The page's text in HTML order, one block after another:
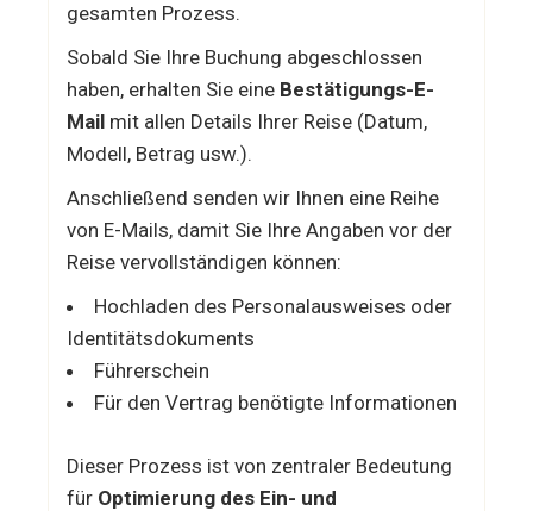
gesamten Prozess.
Sobald Sie Ihre Buchung abgeschlossen
haben, erhalten Sie eine Bestätigungs-E-
Mail mit allen Details Ihrer Reise (Datum,
Modell, Betrag usw.).
Anschließend senden wir Ihnen eine Reihe
von E-Mails, damit Sie Ihre Angaben vor der
Reise vervollständigen können:
Hochladen des Personalausweises oder
Identitätsdokuments
Führerschein
Für den Vertrag benötigte Informationen
Dieser Prozess ist von zentraler Bedeutung
für Optimierung des Ein- und